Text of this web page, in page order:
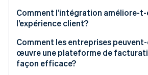
Intégration complète
Modèles de facturation flexibles
Précision automatisée
Visibilité en temps réel
Comment l’intégration améliore-
l’expérience client?
Efficacité
Expérience client
Comment les entreprises
œuvre une plateforme de
façon efficace?